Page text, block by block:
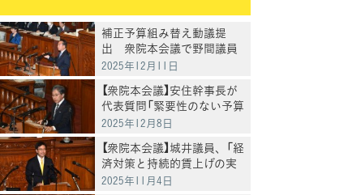
補正予算組み替え動議提
出 衆院本会議で野間議員
が政府案に反対討論
2025年12月11日
【衆院本会議】安住幹事長が
代表質問「緊要性のない予算
を削り、国民支援へ」、補正
革"を厳しく追及
2025年12月8日
【衆院本会議】城井議員、「経
済対策と持続的賃上げの実
現を」
2025年11月4日